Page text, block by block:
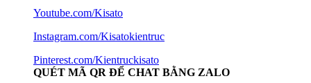
Youtube.com/Kisato
Instagram.com/Kisatokientruc
Pinterest.com/Kientruckisato
QUÉT MÃ QR ĐỂ CHAT BẰNG ZALO